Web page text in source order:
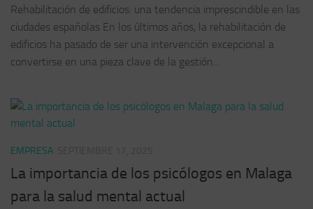
Rehabilitación de edificios: una tendencia imprescindible en las
ciudades españolas En los últimos años, la rehabilitación de
edificios ha pasado de ser una intervención excepcional a
convertirse en una pieza clave de la gestión...
EMPRESA
La importancia de los psicólogos en Malaga
para la salud mental actual